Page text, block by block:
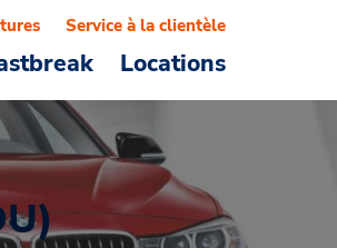
Locations
Service à la clientèle